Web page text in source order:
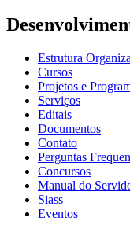
Estrutura
Cursos
Projetos e
Serviços
Editais
Documentos
Contato
Perguntas
Concursos
Manual do
Siass
Eventos